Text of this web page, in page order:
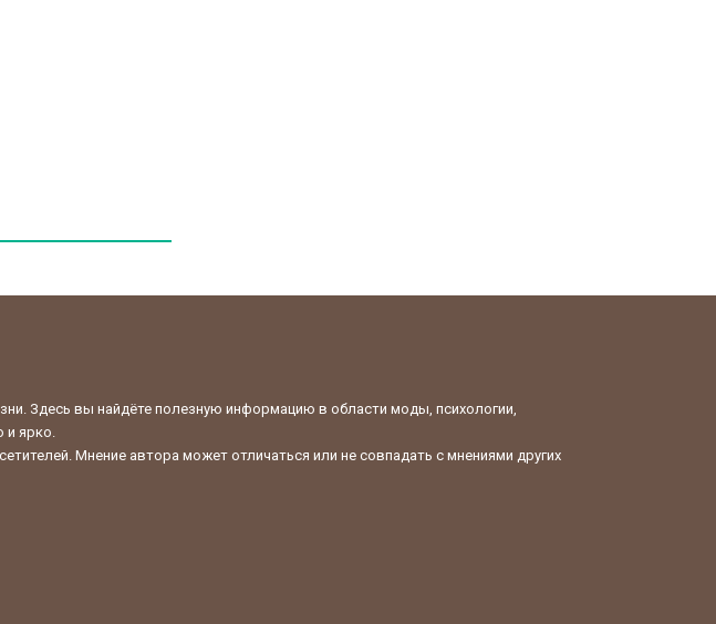
Здесь вы найдёте полезную информацию в области моды, психологии,
ярко.
Мнение автора может отличаться или не совпадать с мнениями других